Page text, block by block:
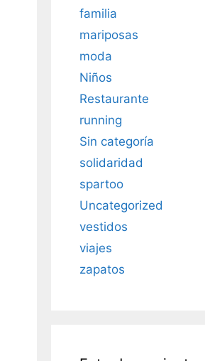
familia
mariposas
moda
Niños
Restaurante
running
Sin categoría
solidaridad
spartoo
Uncategorized
vestidos
viajes
zapatos